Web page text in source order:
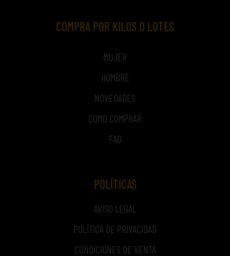
COMPRA POR KILOS O LOTES
MUJER
HOMBRE
NOVEDADES
COMO COMPRAR
FAQ
POLÍTICAS
AVISO LEGAL
POLÍTICA DE PRIVACIDAD
CONDICIONES DE VENTA